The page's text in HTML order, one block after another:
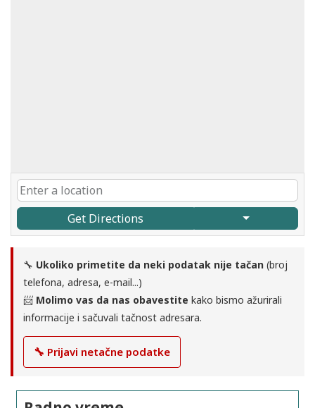
Get Directions
🔧 Ukoliko primetite da neki podatak nije tačan (broj
telefona, adresa, e-mail...)
📨 Molimo vas da nas obavestite kako bismo ažurirali
informacije i sačuvali tačnost adresara.
🔧 Prijavi netačne podatke